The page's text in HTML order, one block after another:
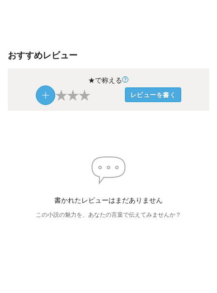
おすすめレビュー
★で称える
★★★ レビューを書く
書かれたレビューはまだありません
この小説の魅力を、あなたの言葉で伝えてみませんか？